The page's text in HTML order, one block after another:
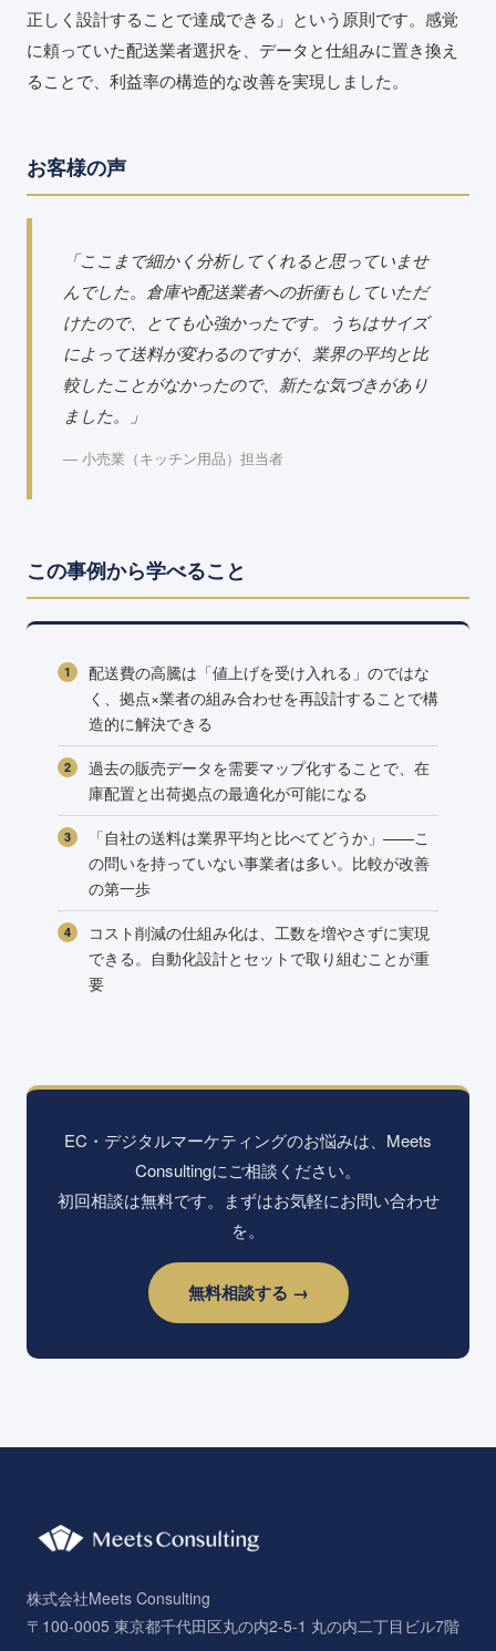
正しく設計することで達成できる」という原則です。感覚
に頼っていた配送業者選択を、データと仕組みに置き換え
ることで、利益率の構造的な改善を実現しました。
お客様の声
「ここまで細かく分析してくれると思っていませ
んでした。倉庫や配送業者への折衝もしていただ
けたので、とても心強かったです。うちはサイズ
によって送料が変わるのですが、業界の平均と比
較したことがなかったので、新たな気づきがあり
ました。」
― 小売業（キッチン用品）担当者
この事例から学べること
配送費の高騰は「値上げを受け入れる」のではな
く、拠点×業者の組み合わせを再設計することで構
造的に解決できる
過去の販売データを需要マップ化することで、在
庫配置と出荷拠点の最適化が可能になる
「自社の送料は業界平均と比べてどうか」——こ
の問いを持っていない事業者は多い。比較が改善
の第一歩
コスト削減の仕組み化は、工数を増やさずに実現
できる。自動化設計とセットで取り組むことが重
要
EC・デジタルマーケティングのお悩みは、Meets
Consultingにご相談ください。
初回相談は無料です。まずはお気軽にお問い合わせ
を。
無料相談する →
株式会社Meets Consulting
〒100-0005 東京都千代田区丸の内2-5-1 丸の内二丁目ビル7階